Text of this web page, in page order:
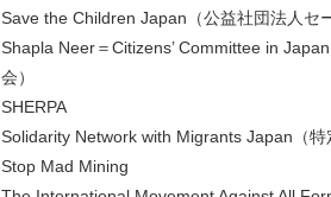
Save the Children Japan（公益社団法人セ
Shapla Neer＝Citizens’ Committee in
会）
SHERPA
Solidarity Network with Migrants Japan（特
Stop Mad Mining